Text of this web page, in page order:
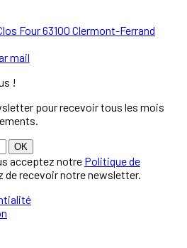
Four 63100 Clermont-Ferrand
mail
!
pour recevoir tous les mois
OK
acceptez notre Politique de
de recevoir notre newsletter.